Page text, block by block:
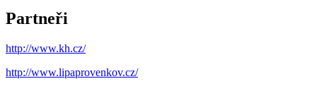
Partneři
http://www.kh.cz/
http://www.lipaprovenkov.cz/